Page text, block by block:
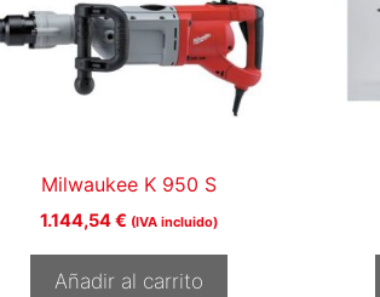
Milwaukee K 950 S
1.144,54€ (IVA incluido)
Añadir al carrito